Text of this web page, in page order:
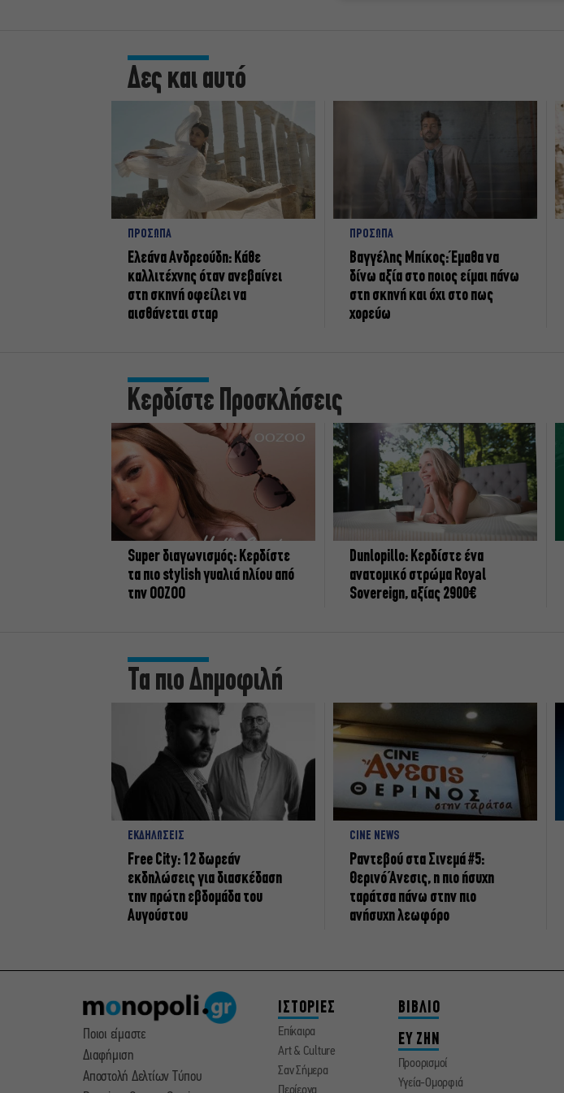
Δες και αυτό
ΠΡΟΣΩΠΑ
Ελεάνα Ανδρεούδη: Κάθε
καλλιτέχνης όταν ανεβαίνει
στη σκηνή οφείλει να
αισθάνεται σταρ
ΠΡΟΣΩΠΑ
Βαγγέλης Μπίκος: Έμαθα να
δίνω αξία στο ποιος είμαι πάνω
στη σκηνή και όχι στο πως
χορεύω
Κερδίστε Προσκλήσεις
Super διαγωνισμός: Κερδίστε
τα πιο stylish γυαλιά ηλίου από
την OOZOO
Dunlopillo: Κερδίστε ένα
ανατομικό στρώμα Royal
Sovereign, αξίας 2900€
Τα πιο Δημοφιλή
ΕΚΔΗΛΩΣΕΙΣ
Free City: 12 δωρεάν
εκδηλώσεις για διασκέδαση
την πρώτη εβδομάδα του
Αυγούστου
CINE NEWS
Ραντεβού στα Σινεμά #5:
Θερινό Άνεσις, η πιο ήσυχη
ταράτσα πάνω στην πιο
ανήσυχη λεωφόρο
Ποιοι είμαστε
Διαφήμιση
Αποστολή Δελτίων Τύπου
ΙΣΤΟΡΙΕΣ
Επίκαιρα
Art & Culture
Σαν Σήμερα
ΒΙΒΛΙΟ
ΕΥ ΖΗΝ
Προορισμοί
Υγεία-Ομορφιά